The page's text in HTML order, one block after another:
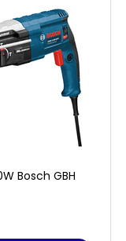
Bosch GBH